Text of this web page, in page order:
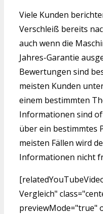
Viele Kunden
Verschleiß bereits
auch wenn die
Jahres-Garantie
Bewertungen sind
meisten Kunden
einem bestimmten
Informationen sind
über ein bestimmtes
meisten Fällen wird
Informationen nicht
Vergleich"
previewMode="true"